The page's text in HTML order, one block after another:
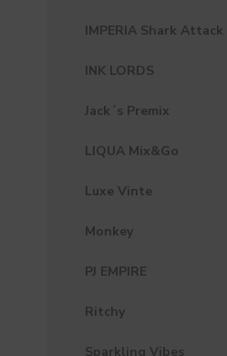
IMPERIA Shark Attack
INK LORDS
Jack´s Premix
LIQUA Mix&Go
Luxe Vinte
Monkey
PJ EMPIRE
Ritchy
Sparkling Vibes